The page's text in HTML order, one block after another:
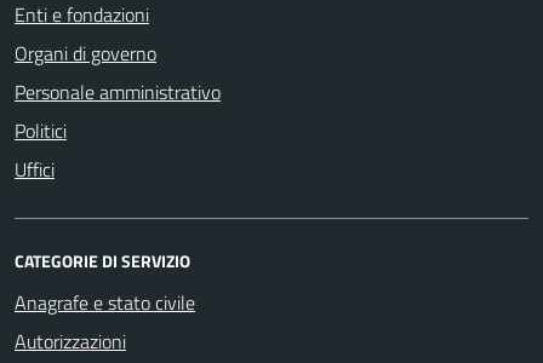
Enti e fondazioni
Organi di governo
Personale amministrativo
Politici
Uffici
CATEGORIE DI SERVIZIO
Anagrafe e stato civile
Autorizzazioni